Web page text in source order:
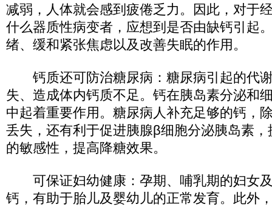
减弱，人体就会感到疲倦乏力。因此，对于
什么器质性病变者，应想到是否由缺钙引起
绪、缓和紧张焦虑以及改善失眠的作用。
钙质还可防治糖尿病：糖尿病引起的代
失、造成体内钙质不足。钙在胰岛素分泌和
中起着重要作用。糖尿病人补充足够的钙，
丢失，还有利于促进胰腺β细胞分泌胰岛素
的敏感性，提高降糖效果。
可保证妇幼健康：孕期、哺乳期的妇女
钙，有助于胎儿及婴幼儿的正常发育。此外